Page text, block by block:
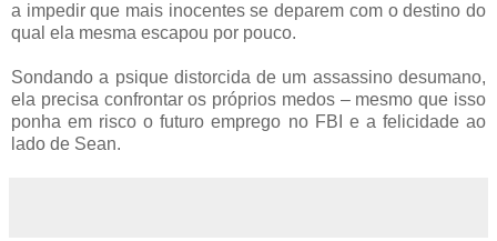
a impedir que mais inocentes se deparem com o destino do
qual ela mesma escapou por pouco.
Sondando a psique distorcida de um assassino desumano,
ela precisa confrontar os próprios medos – mesmo que isso
ponha em risco o futuro emprego no FBI e a felicidade ao
lado de Sean.